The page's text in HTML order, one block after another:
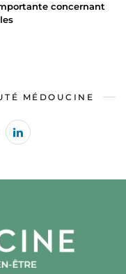
concernant
MÉDOUCINE